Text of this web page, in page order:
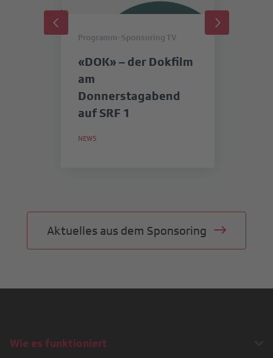
Programm-Sponsoring TV
«DOK» – der Dokfilm
am
Donnerstagabend
auf SRF 1
NEWS
Aktuelles aus dem Sponsoring
Wie es funktioniert